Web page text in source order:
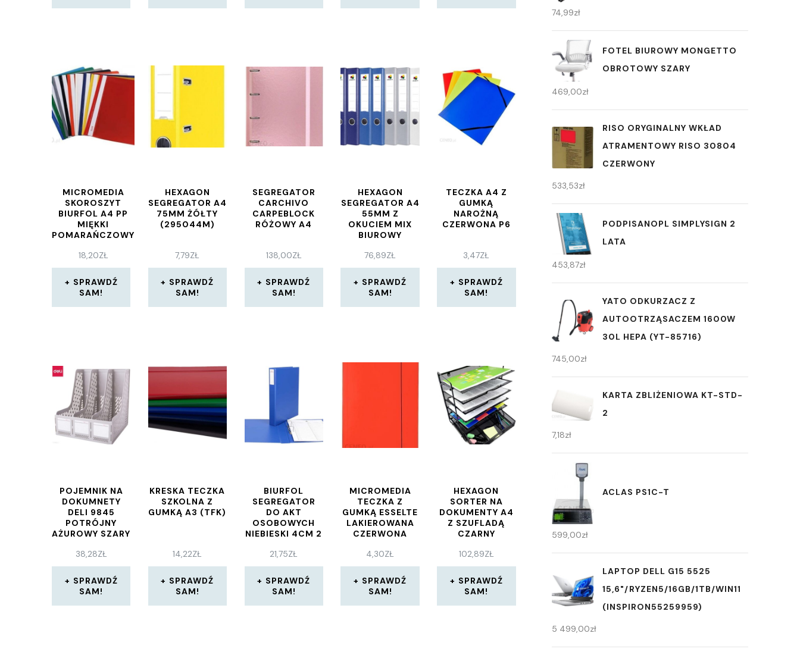
MICROMEDIA
SKOROSZYT
BIURFOL A4 PP
MIĘKKI
POMARAŃCZOWY
SZT
18,20ZŁ
SPRAWDŹ
SAM!
HEXAGON
SEGREGATOR A4
75MM ŻÓŁTY
(295044M)
7,79ZŁ
SPRAWDŹ
SAM!
SEGREGATOR
CARCHIVO
CARPEBLOCK
RÓŻOWY A4
138,00ZŁ
SPRAWDŹ
SAM!
HEXAGON
SEGREGATOR A4
55MM Z
OKUCIEM MIX
BIUROWY
76,89ZŁ
SPRAWDŹ
SAM!
TECZKA A4 Z
GUMKĄ
NAROŻNĄ
CZERWONA P6
3,47ZŁ
SPRAWDŹ
SAM!
POJEMNIK NA
DOKUMNETY
DELI 9845
POTRÓJNY
AŻUROWY SZARY
38,28ZŁ
SPRAWDŹ
SAM!
KRESKA TECZKA
SZKOLNA Z
GUMKĄ A3 (TFK)
14,22ZŁ
SPRAWDŹ
SAM!
BIURFOL
SEGREGATOR
DO AKT
OSOBOWYCH
NIEBIESKI 4CM 2
21,75ZŁ
SPRAWDŹ
SAM!
MICROMEDIA
TECZKA Z
GUMKĄ ESSELTE
LAKIEROWANA
CZERWONA
4,30ZŁ
SPRAWDŹ
SAM!
HEXAGON
SORTER NA
DOKUMENTY A4
Z SZUFLADĄ
CZARNY
102,89ZŁ
SPRAWDŹ
SAM!
74,99zł
FOTEL BIUROWY MONGETTO
OBROTOWY SZARY
469,00zł
RISO ORYGINALNY WKŁAD
ATRAMENTOWY RISO 30804
CZERWONY
533,53zł
PODPISANOPL SIMPLYSIGN 2
LATA
453,87zł
YATO ODKURZACZ Z
AUTOOTRZĄSACZEM 1600W
30L HEPA (YT-85716)
745,00zł
KARTA ZBLIŻENIOWA KT-STD-
2
7,18zł
ACLAS PS1C-T
599,00zł
LAPTOP DELL G15 5525
15,6"/RYZEN5/16GB/1TB/WIN11
(INSPIRON55259959)
5 499,00zł